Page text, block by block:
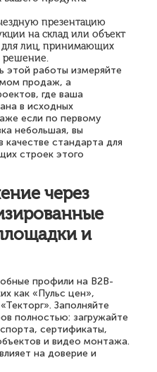
презентацию
на склад или объект
для лиц, принимающих
решение.
этой работы измеряйте
продаж, а
где ваша
в исходных
если по первому
небольшая, вы
качестве стандарта для
строек этого
через
и
профили на B2B-
как «Пульс цен»,
Заполняйте
полностью: загружайте
сертификаты,
и видео монтажа.
на доверие и